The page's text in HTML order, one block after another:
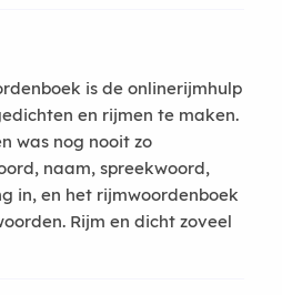
is de onlinerijmhulp
en rijmen te maken.
was nog nooit zo
naam, spreekwoord,
in, en het rijmwoordenboek
Rijm en dicht zoveel